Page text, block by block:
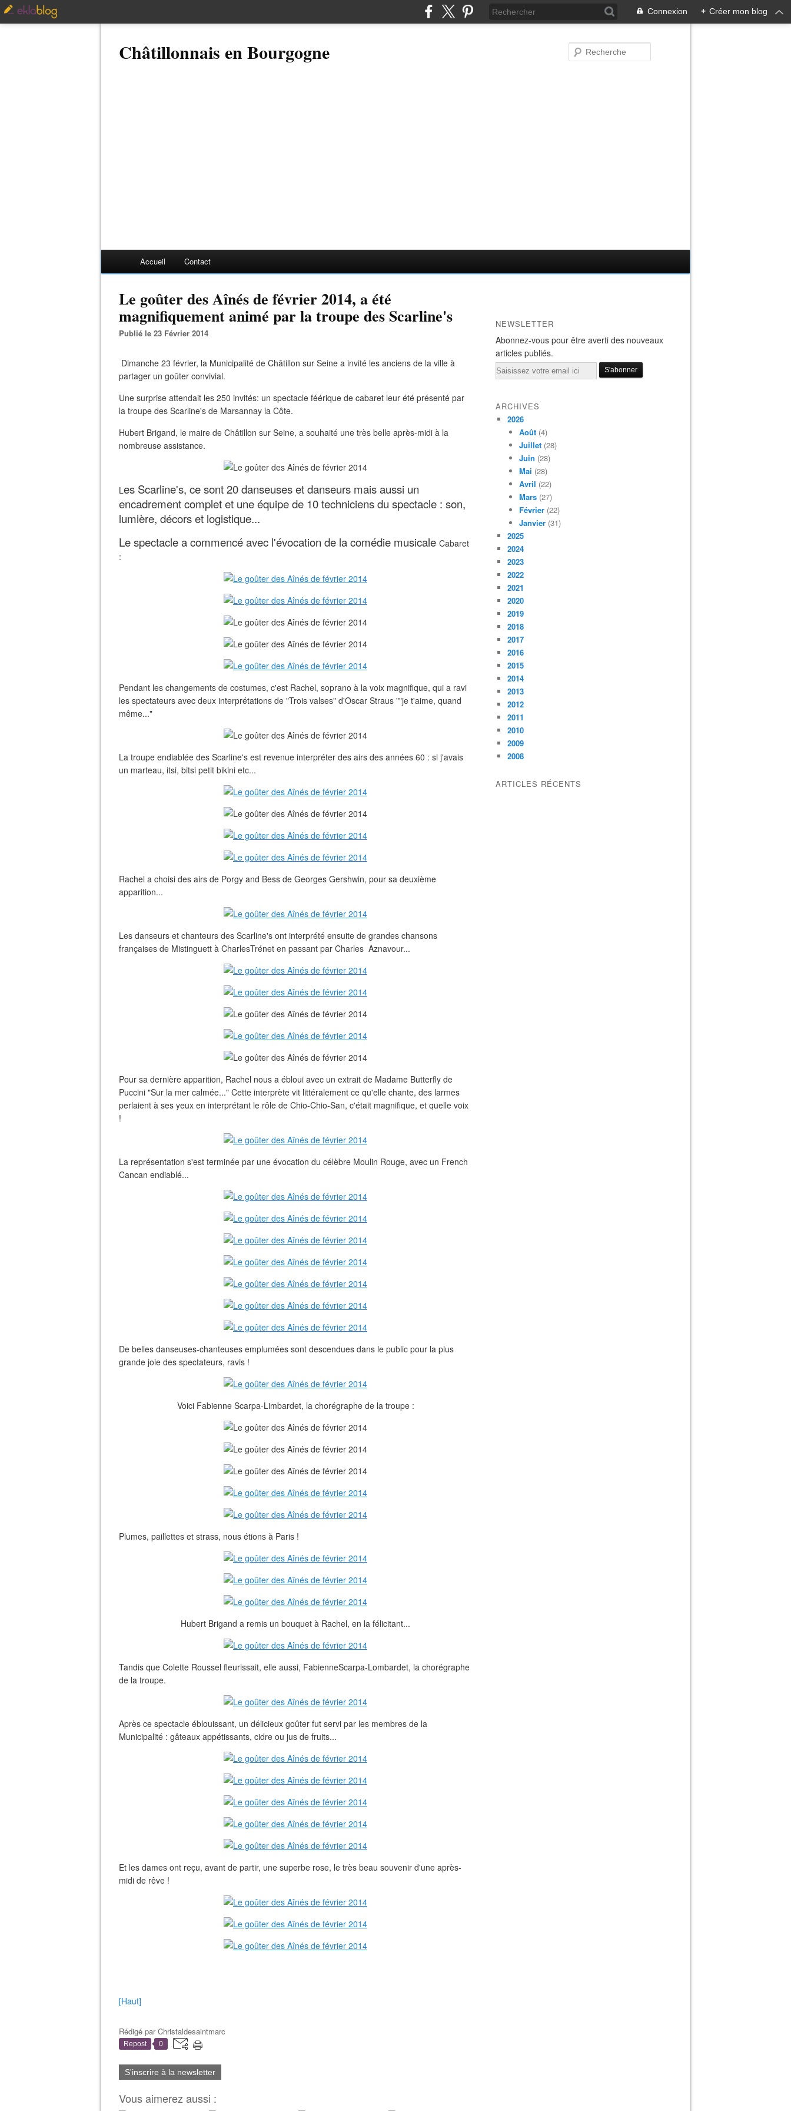
Connexion + Créer mon blog
Châtillonnais en Bourgogne
Accueil Contact
Le goûter des Aînés de février 2014, a été
magnifiquement animé par la troupe des Scarline's
Publié le 23 Février 2014
Dimanche 23 février, la Municipalité de Châtillon sur Seine a invité les anciens de la ville à
partager un goûter convivial.
Une surprise attendait les 250 invités: un spectacle féérique de cabaret leur été présenté par
la troupe des Scarline's de Marsannay la Côte.
Hubert Brigand, le maire de Châtillon sur Seine, a souhaité une très belle après-midi à la
nombreuse assistance.
Les Scarline's, ce sont 20 danseuses et danseurs mais aussi un
encadrement complet et une équipe de 10 techniciens du spectacle : son,
lumière, décors et logistique...
Le spectacle a commencé avec l'évocation de la comédie musicale Cabaret
:
Pendant les changements de costumes, c'est Rachel, soprano à la voix magnifique, qui a ravi
les spectateurs avec deux interprétations de "Trois valses" d'Oscar Straus ""je t'aime, quand
même..."
La troupe endiablée des Scarline's est revenue interpréter des airs des années 60 : si j'avais
un marteau, itsi, bitsi petit bikini etc...
Rachel a choisi des airs de Porgy and Bess de Georges Gershwin, pour sa deuxième
apparition...
Les danseurs et chanteurs des Scarline's ont interprété ensuite de grandes chansons
françaises de Mistinguett à CharlesTrénet en passant par Charles Aznavour...
Pour sa dernière apparition, Rachel nous a ébloui avec un extrait de Madame Butterfly de
Puccini "Sur la mer calmée..." Cette interprète vit littéralement ce qu'elle chante, des larmes
perlaient à ses yeux en interprétant le rôle de Chio-Chio-San, c'était magnifique, et quelle voix
!
La représentation s'est terminée par une évocation du célèbre Moulin Rouge, avec un French
Cancan endiablé...
De belles danseuses-chanteuses emplumées sont descendues dans le public pour la plus
grande joie des spectateurs, ravis !
Voici Fabienne Scarpa-Limbardet, la chorégraphe de la troupe :
Plumes, paillettes et strass, nous étions à Paris !
Hubert Brigand a remis un bouquet à Rachel, en la félicitant...
Tandis que Colette Roussel fleurissait, elle aussi, FabienneScarpa-Lombardet, la chorégraphe
de la troupe.
Après ce spectacle éblouissant, un délicieux goûter fut servi par les membres de la
Municipalité : gâteaux appétissants, cidre ou jus de fruits...
Et les dames ont reçu, avant de partir, une superbe rose, le très beau souvenir d'une après-
midi de rêve !
[Haut]
Rédigé parChristaldesaintmarc
Repost 0
S'inscrire à la newsletter
Vous aimerez aussi :
NEWSLETTER
Abonnez-vous pour être averti des nouveaux
articles publiés.
Email
ARCHIVES
2026
Août (4)
Juillet (28)
Juin (28)
Mai (28)
Avril (22)
Mars (27)
Février (22)
Janvier (31)
2025
2024
2023
2022
2021
2020
2019
2018
2017
2016
2015
2014
2013
2012
2011
2010
2009
2008
ARTICLES RÉCENTS